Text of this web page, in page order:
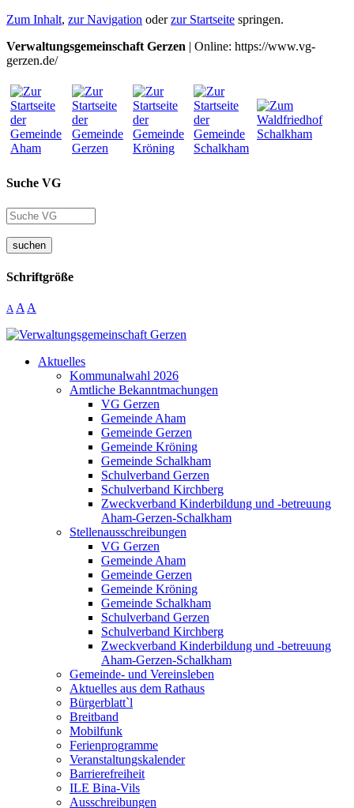
Zum Inhalt, zur Navigation oderzur Startseite springen.
Verwaltungsgemeinschaft Gerzen | Online: https://www.vg-
gerzen.de/
Suche VG
suchen
Schriftgröße
A A A
Aktuelles
Kommunalwahl 2026
Amtliche Bekanntmachungen
VG Gerzen
Gemeinde Aham
Gemeinde Gerzen
Gemeinde Kröning
Gemeinde Schalkham
Schulverband Gerzen
Schulverband Kirchberg
Zweckverband Kinderbildung und -betreuung
Aham-Gerzen-Schalkham
Stellenausschreibungen
VG Gerzen
Gemeinde Aham
Gemeinde Gerzen
Gemeinde Kröning
Gemeinde Schalkham
Schulverband Gerzen
Schulverband Kirchberg
Zweckverband Kinderbildung und -betreuung
Aham-Gerzen-Schalkham
Gemeinde- und Vereinsleben
Aktuelles aus dem Rathaus
Bürgerblatt`l
Breitband
Mobilfunk
Ferienprogramme
Veranstaltungskalender
Barrierefreiheit
ILE Bina-Vils
Ausschreibungen